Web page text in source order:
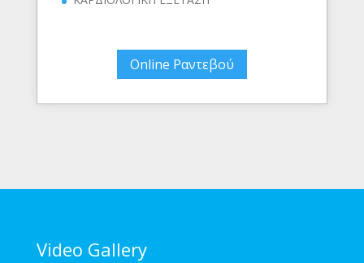
Online Ραντεβού
Video Gallery